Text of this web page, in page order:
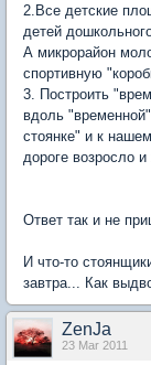
2.Все детские
детей
А микрорайон
спортивную
3. Построить
вдоль
стоянке" и к
дороге возросло
Ответ так и не
И что-то
завтра... Как
ZenJa
23 Mar 2011